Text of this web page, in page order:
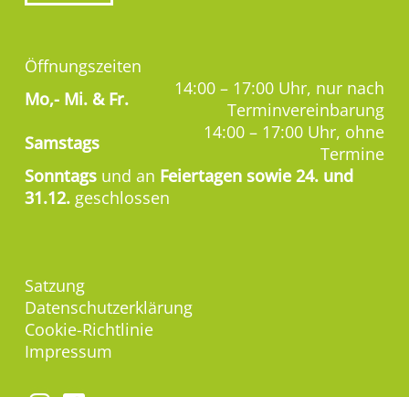
Öffnungszeiten
Mo,- Mi. & Fr.
14:00 – 17:00 Uhr, nur nach
Terminvereinbarung
Samstags
14:00 – 17:00 Uhr, ohne
Termine
Sonntags und an Feiertagen sowie 24. und
31.12. geschlossen
Satzung
Datenschutzerklärung
Cookie-Richtlinie
Impressum